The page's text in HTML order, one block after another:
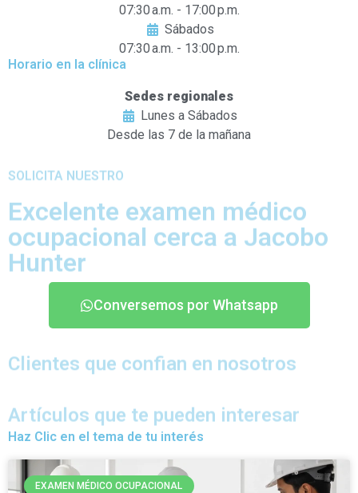
07:30 a.m. - 17:00 p.m.
Sábados
07:30 a.m. - 13:00 p.m.
Horario en la clínica
Sedes regionales
Lunes a Sábados
Desde las 7 de la mañana
SOLICITA NUESTRO
Excelente examen médico
ocupacional cerca a Jacobo
Hunter
Conversemos por Whatsapp
Clientes que confian en nosotros
Artículos que te pueden interesar
Haz Clic en el tema de tu interés
EXAMEN MÉDICO OCUPACIONAL